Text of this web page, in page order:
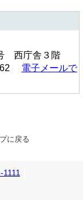
号 西庁舎３階
電子メールで
に戻る
1111